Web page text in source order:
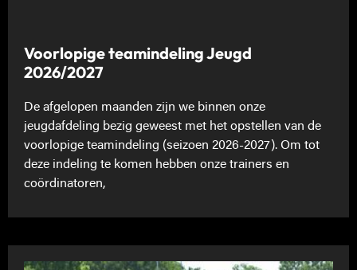
Voorlopige teamindeling Jeugd
2026/2027
De afgelopen maanden zijn we binnen onze
jeugdafdeling bezig geweest met het opstellen van de
voorlopige teamindeling (seizoen 2026-2027). Om tot
deze indeling te komen hebben onze trainers en
coördinatoren,